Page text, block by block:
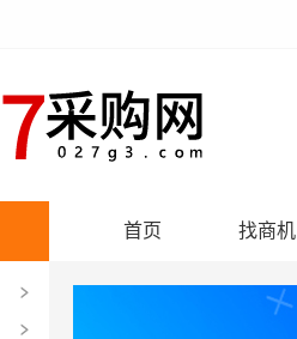
首页 找商机